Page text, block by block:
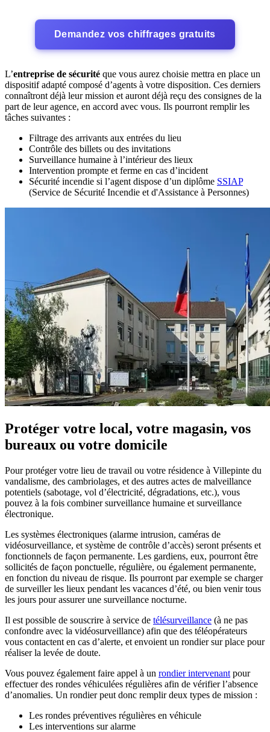
Demandez vos chiffrages gratuits
L’entreprise de sécurité que vous aurez choisie mettra en place un
dispositif adapté composé d’agents à votre disposition. Ces derniers
connaîtront déjà leur mission et auront déjà reçu des consignes de la
part de leur agence, en accord avec vous. Ils pourront remplir les
tâches suivantes :
Filtrage des arrivants aux entrées du lieu
Contrôle des billets ou des invitations
Surveillance humaine à l’intérieur des lieux
Intervention prompte et ferme en cas d’incident
Sécurité incendie si l’agent dispose d’un diplôme SSIAP
(Service de Sécurité Incendie et d'Assistance à Personnes)
Protéger votre local, votre magasin, vos
bureaux ou votre domicile
Pour protéger votre lieu de travail ou votre résidence à Villepinte du
vandalisme, des cambriolages, et des autres actes de malveillance
potentiels (sabotage, vol d’électricité, dégradations, etc.), vous
pouvez à la fois combiner surveillance humaine et surveillance
électronique.
Les systèmes électroniques (alarme intrusion, caméras de
vidéosurveillance, et système de contrôle d’accès) seront présents et
fonctionnels de façon permanente. Les gardiens, eux, pourront être
sollicités de façon ponctuelle, régulière, ou également permanente,
en fonction du niveau de risque. Ils pourront par exemple se charger
de surveiller les lieux pendant les vacances d’été, ou bien venir tous
les jours pour assurer une surveillance nocturne.
Il est possible de souscrire à service de télésurveillance (à ne pas
confondre avec la vidéosurveillance) afin que des téléopérateurs
vous contactent en cas d’alerte, et envoient un rondier sur place pour
réaliser la levée de doute.
Vous pouvez également faire appel à un rondier intervenant pour
effectuer des rondes véhiculées régulières afin de vérifier l’absence
d’anomalies. Un rondier peut donc remplir deux types de mission :
Les rondes préventives régulières en véhicule
Les interventions sur alarme